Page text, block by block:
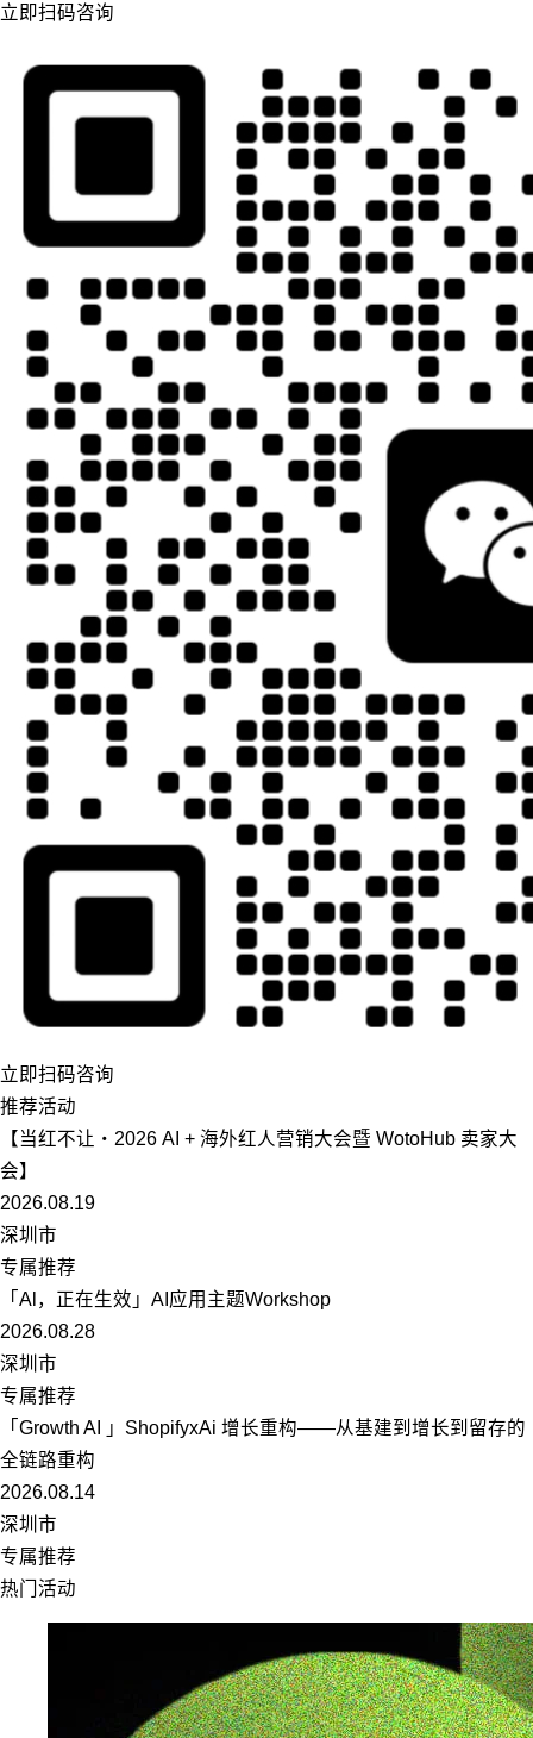
立即扫码咨询
立即扫码咨询
推荐活动
【当红不让・2026 AI + 海外红人营销大会暨 WotoHub 卖家大
会】
2026.08.19
深圳市
专属推荐
「Al，正在生效」AI应用主题Workshop
2026.08.28
深圳市
专属推荐
「Growth AI 」ShopifyxAi 增长重构——从基建到增长到留存的
全链路重构
2026.08.14
深圳市
专属推荐
热门活动